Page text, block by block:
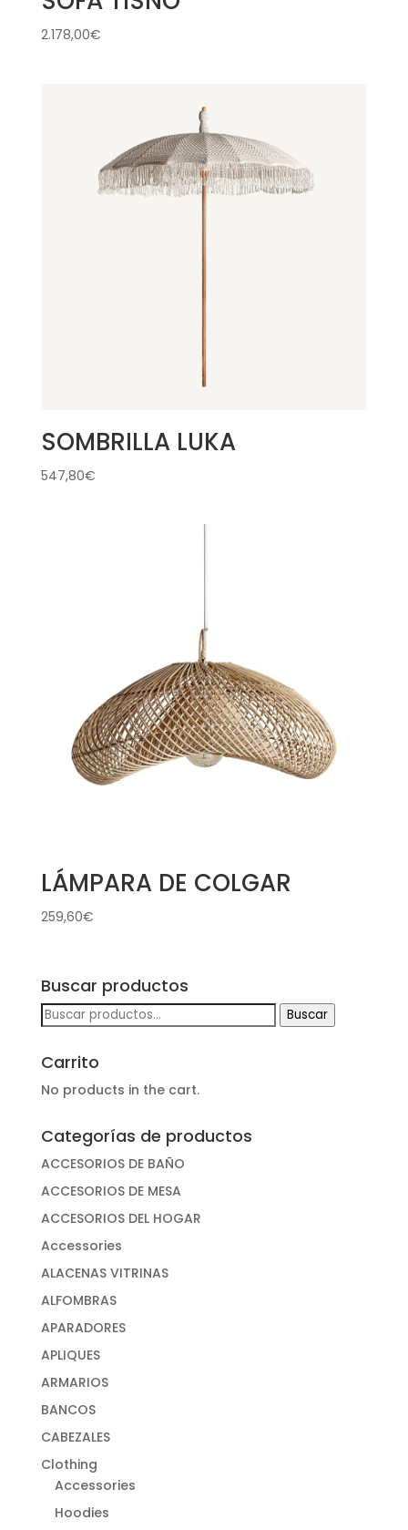
2.178,00€
SOMBRILLA LUKA
547,80€
LÁMPARA DE COLGAR
259,60€
Buscar productos
Buscar
por:
Buscar
Carrito
No products in the cart.
Categorías de productos
ACCESORIOS DE BAÑO
ACCESORIOS DE MESA
ACCESORIOS DEL HOGAR
Accessories
ALACENAS VITRINAS
ALFOMBRAS
APARADORES
APLIQUES
ARMARIOS
BANCOS
CABEZALES
Clothing
Accessories
Hoodies